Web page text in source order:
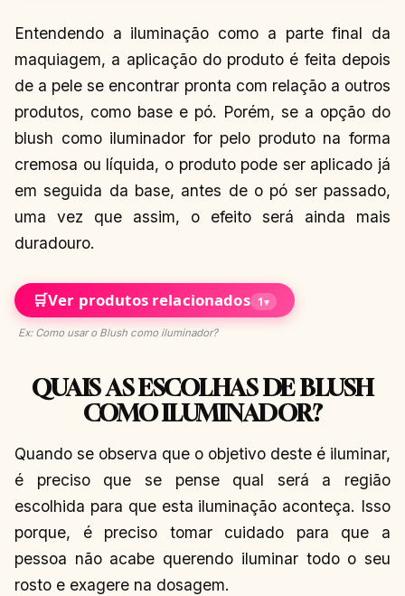
Entendendo a iluminação como a parte final da
maquiagem, a aplicação do produto é feita depois
de a pele se encontrar pronta com relação a outros
produtos, como base e pó. Porém, se a opção do
blush como iluminador for pelo produto na forma
cremosa ou líquida, o produto pode ser aplicado já
em seguida da base, antes de o pó ser passado,
uma vez que assim, o efeito será ainda mais
duradouro.
🛒Ver produtos relacionados 1▾
Ex: Como usar o Blush como iluminador?
QUAIS AS ESCOLHAS DE BLUSH
COMO ILUMINADOR?
Quando se observa que o objetivo deste é iluminar,
é preciso que se pense qual será a região
escolhida para que esta iluminação aconteça. Isso
porque, é preciso tomar cuidado para que a
pessoa não acabe querendo iluminar todo o seu
rosto e exagere na dosagem.